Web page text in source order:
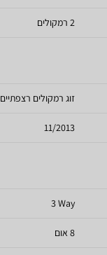
2 רמקולים
זוג רמקולים רצפתיים
11/2013
3 Way
8 אום